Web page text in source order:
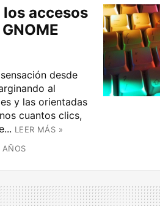
accesos
desde
al
y las orientadas
cuantos clics,
LEER MÁS »
AÑOS